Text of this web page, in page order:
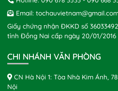
Email:
Giấy chứng nhận ĐKKD số
tỉnh Đồng Nai cấp ngày 20/01/2016
CHI NHÁNH VĂN PHÒNG
CN Hà Nội 1: Tòa Nhà Kim Ánh,
Nội